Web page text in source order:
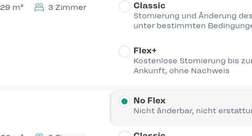
29 m²
3 Zimmer
Classic
Stornierung und Änderung
unter bestimmten
Flex+
Kostenlose Stornierung bis
Ankunft, ohne Nachweis
No Flex
Nicht änderbar, nicht